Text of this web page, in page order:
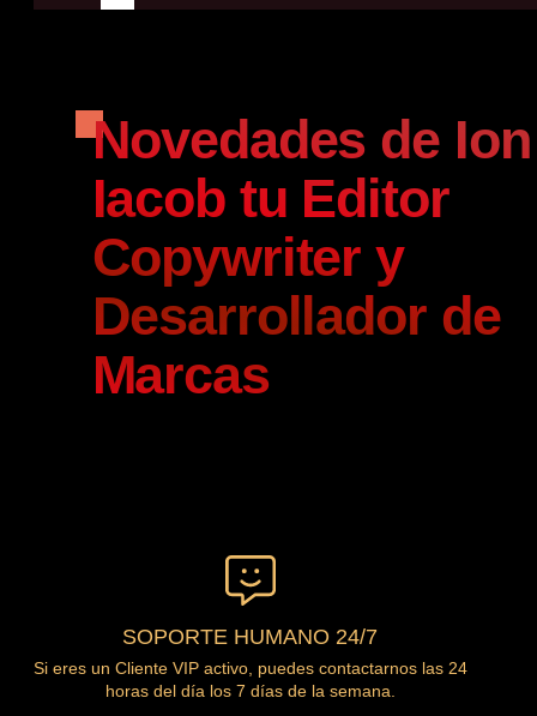
Novedades de Ion
Iacob tu Editor
Copywriter y
Desarrollador de
Marcas
SOPORTE HUMANO 24/7
Si eres un Cliente VIP activo, puedes contactarnos las 24
horas del día los 7 días de la semana.